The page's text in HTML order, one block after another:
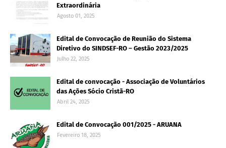
Extraordinária
Agosto 01, 2025
Edital de Convocação de Reunião do Sistema
Diretivo do SINDSEF-RO – Gestão 2023/2025
Julho 22, 2025
Edital de convocação - Associação de Voluntários
das Ações Sócio Cristã-RO
Abril 24, 2025
Edital de Convocação 001/2025 - ARUANA
Fevereiro 18, 2025